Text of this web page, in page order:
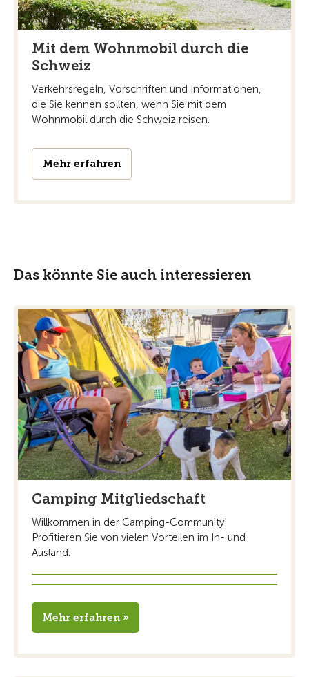
Mit dem Wohnmobil durch die
Schweiz
Verkehrsregeln, Vorschriften und Informationen,
die Sie kennen sollten, wenn Sie mit dem
Wohnmobil durch die Schweiz reisen.
Mehr erfahren
Das könnte Sie auch interessieren
Camping Mitgliedschaft
Willkommen in der Camping-Community!
Profitieren Sie von vielen Vorteilen im In- und
Ausland.
Mehr erfahren »